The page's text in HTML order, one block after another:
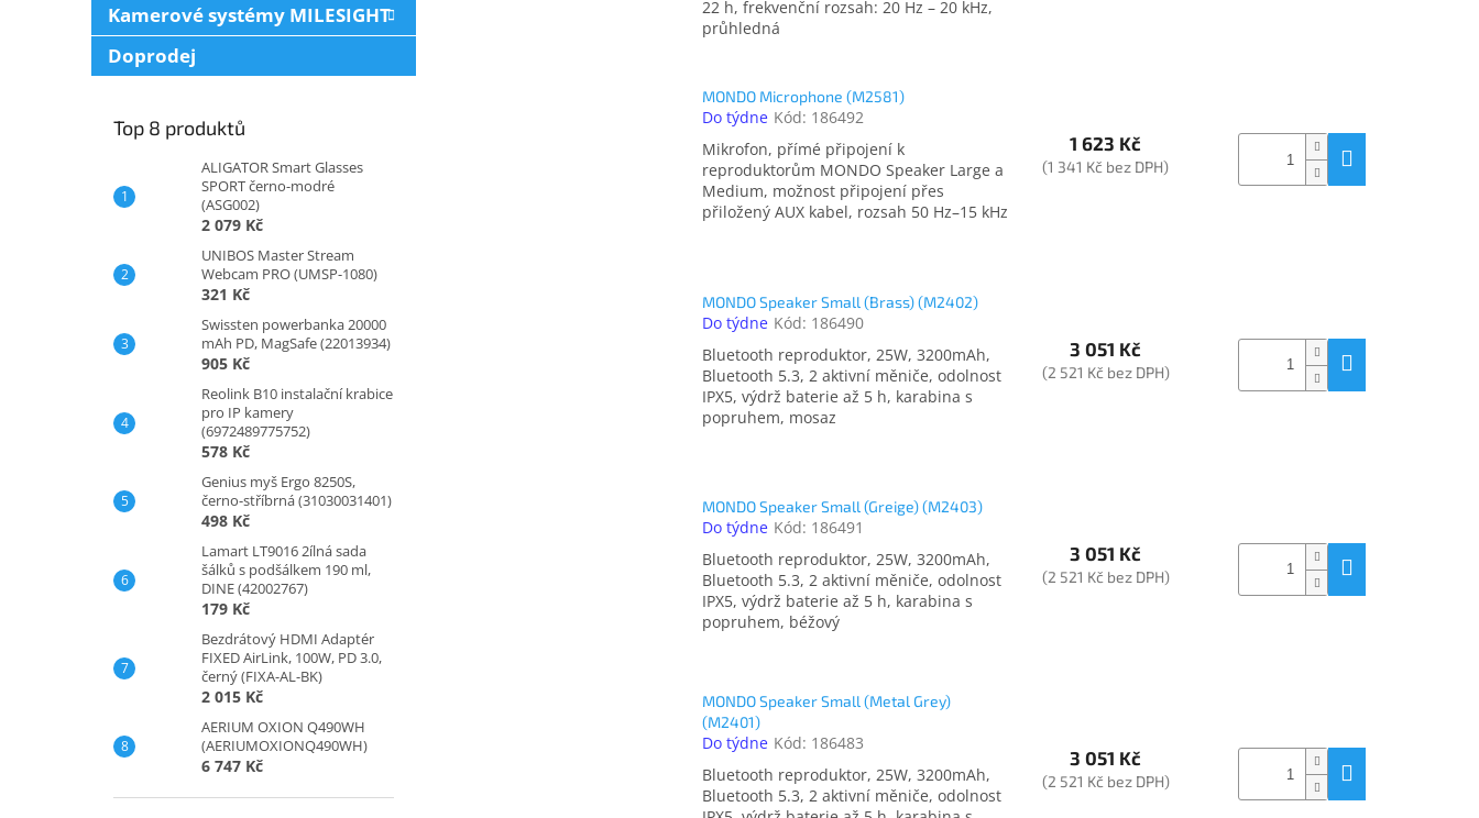
Kamerové systémy MILESIGHT
Doprodej
Top 8 produktů
ALIGATOR Smart Glasses
SPORT černo-modré
(ASG002)
2 079 Kč
UNIBOS Master Stream
Webcam PRO (UMSP-1080)
321 Kč
Swissten powerbanka 20000
mAh PD, MagSafe (22013934)
905 Kč
Reolink B10 instalační krabice
pro IP kamery
(6972489775752)
578 Kč
Genius myš Ergo 8250S,
černo-stříbrná (31030031401)
498 Kč
Lamart LT9016 2ílná sada
šálků s podšálkem 190 ml,
DINE (42002767)
179 Kč
Bezdrátový HDMI Adaptér
FIXED AirLink, 100W, PD 3.0,
černý (FIXA-AL-BK)
2 015 Kč
AERIUM OXION Q490WH
(AERIUMOXIONQ490WH)
6 747 Kč
22 h, frekvenční rozsah: 20 Hz – 20 kHz,
průhledná
MONDO Microphone (M2581)
Do týdne Kód: 186492
Mikrofon, přímé připojení k
reproduktorům MONDO Speaker Large a
Medium, možnost připojení přes
přiložený AUX kabel, rozsah 50 Hz–15 kHz
1 623 Kč
(1 341 Kč bez DPH)
MONDO Speaker Small (Brass) (M2402)
Do týdne Kód: 186490
Bluetooth reproduktor, 25W, 3200mAh,
Bluetooth 5.3, 2 aktivní měniče, odolnost
IPX5, výdrž baterie až 5 h, karabina s
popruhem, mosaz
3 051 Kč
(2 521 Kč bez DPH)
MONDO Speaker Small (Greige) (M2403)
Do týdne Kód: 186491
Bluetooth reproduktor, 25W, 3200mAh,
Bluetooth 5.3, 2 aktivní měniče, odolnost
IPX5, výdrž baterie až 5 h, karabina s
popruhem, béžový
3 051 Kč
(2 521 Kč bez DPH)
MONDO Speaker Small (Metal Grey)
(M2401)
Do týdne Kód: 186483
Bluetooth reproduktor, 25W, 3200mAh,
Bluetooth 5.3, 2 aktivní měniče, odolnost
3 051 Kč
(2 521 Kč bez DPH)